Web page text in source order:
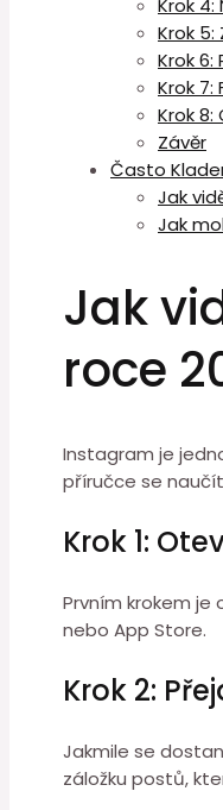
Krok 4:
Krok
Krok
Krok 7:
Krok
Závěr
Často
Jak
Jak
Jak
roce
Instagram je
příručce se
Krok 1:
Prvním krokem
nebo App Store.
Krok 2:
Jakmile se
záložku postů,